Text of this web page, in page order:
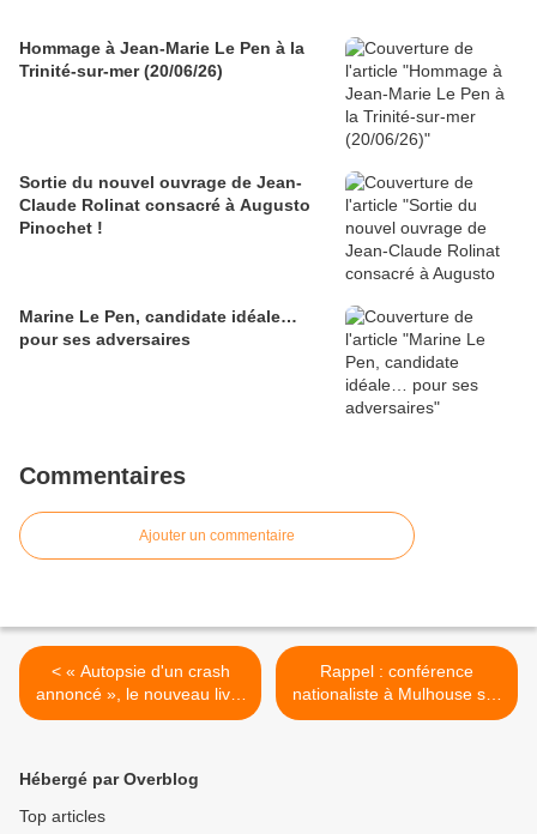
Hommage à Jean-Marie Le Pen à la
Trinité-sur-mer (20/06/26)
Sortie du nouvel ouvrage de Jean-
Claude Rolinat consacré à Augusto
Pinochet !
Marine Le Pen, candidate idéale…
pour ses adversaires
Commentaires
Ajouter un commentaire
< « Autopsie d'un crash
annoncé », le nouveau livre
d'Hubert de Mesmay
Rappel : conférence
nationaliste à Mulhouse sur
le thème : « Face à
Hébergé par Overblog
Top articles